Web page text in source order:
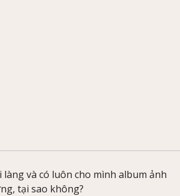
và có luôn cho mình album ảnh
tại sao không?